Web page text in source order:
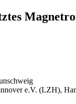
e.V. (LZH),